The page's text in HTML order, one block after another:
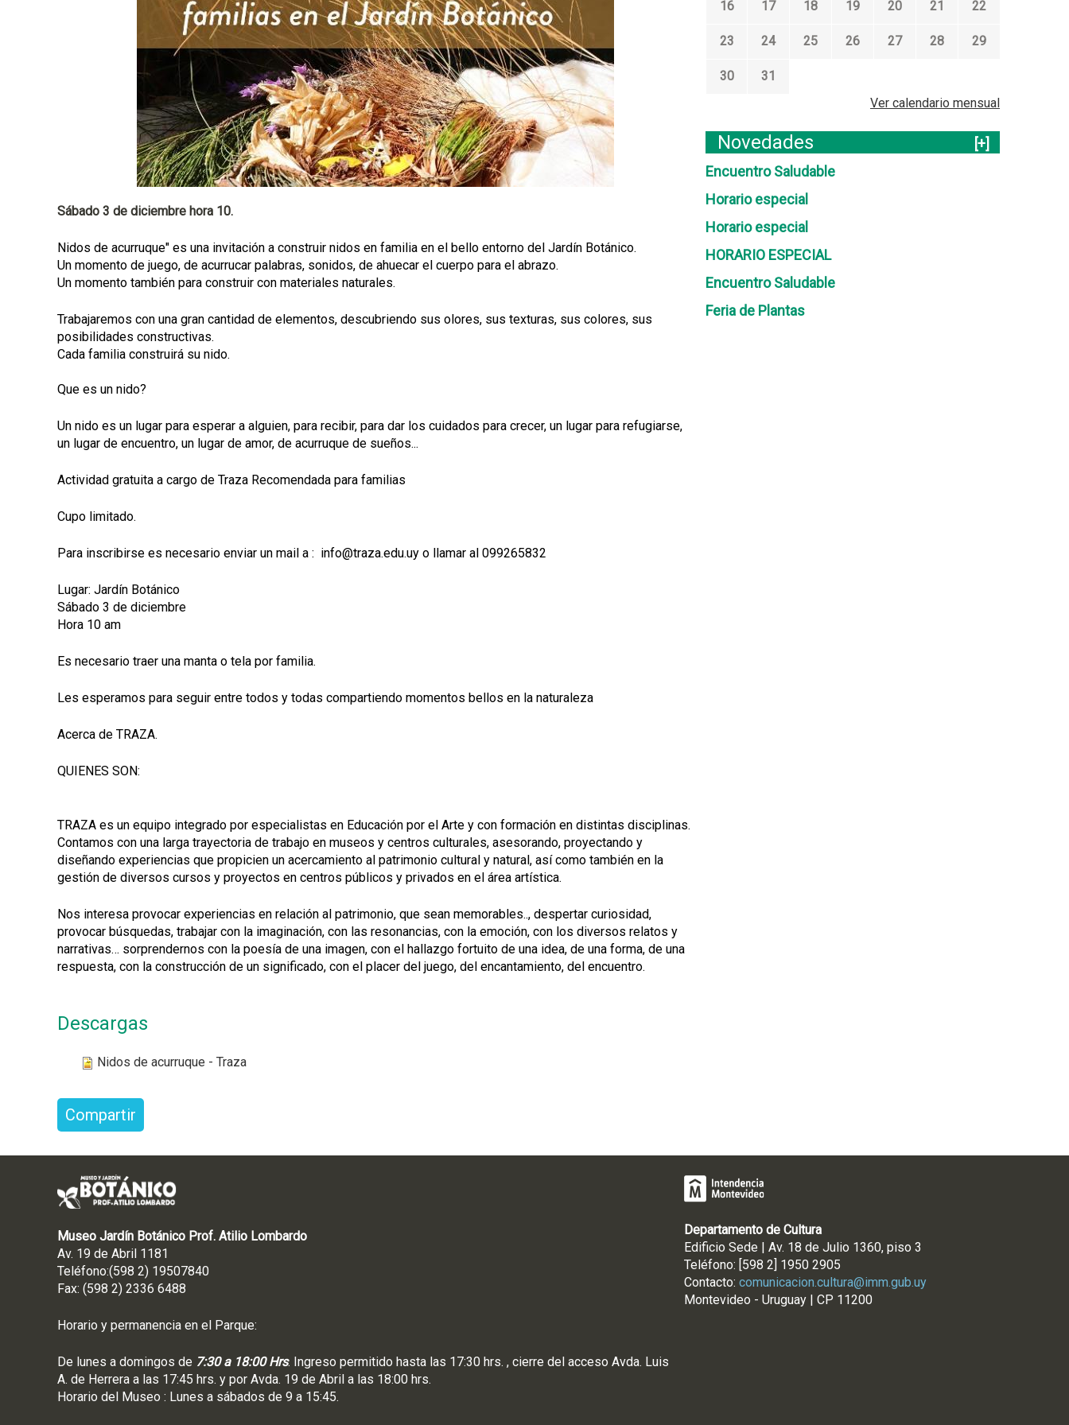
Sábado 3 de diciembre hora 10.
Nidos de acurruque" es una invitación a construir nidos en familia en el bello entorno del Jardín Botánico.
Un momento de juego, de acurrucar palabras, sonidos, de ahuecar el cuerpo para el abrazo.
Un momento también para construir con materiales naturales.
Trabajaremos con una gran cantidad de elementos, descubriendo sus olores, sus texturas, sus colores, sus
posibilidades constructivas.
Cada familia construirá su nido.
Que es un nido?
Un nido es un lugar para esperar a alguien, para recibir, para dar los cuidados para crecer, un lugar para refugiarse,
un lugar de encuentro, un lugar de amor, de acurruque de sueños...
Actividad gratuita a cargo de Traza Recomendada para familias
Cupo limitado.
Para inscribirse es necesario enviar un mail a : info@traza.edu.uy o llamar al 099265832
Lugar: Jardín Botánico
Sábado 3 de diciembre
Hora 10 am
Es necesario traer una manta o tela por familia.
Les esperamos para seguir entre todos y todas compartiendo momentos bellos en la naturaleza
Acerca de TRAZA.
QUIENES SON:
TRAZA es un equipo integrado por especialistas en Educación por el Arte y con formación en distintas disciplinas.
Contamos con una larga trayectoria de trabajo en museos y centros culturales, asesorando, proyectando y
diseñando experiencias que propicien un acercamiento al patrimonio cultural y natural, así como también en la
gestión de diversos cursos y proyectos en centros públicos y privados en el área artística.
Nos interesa provocar experiencias en relación al patrimonio, que sean memorables.., despertar curiosidad,
provocar búsquedas, trabajar con la imaginación, con las resonancias, con la emoción, con los diversos relatos y
narrativas… sorprendernos con la poesía de una imagen, con el hallazgo fortuito de una idea, de una forma, de una
respuesta, con la construcción de un significado, con el placer del juego, del encantamiento, del encuentro.
Descargas
Nidos de acurruque - Traza
Compartir
16 17 18 19 20 21 22
23 24 25 26 27 28 29
30
31
Ver calendario mensual
Novedades
[+]
Encuentro Saludable
Horario especial
Horario especial
HORARIO ESPECIAL
Encuentro Saludable
Feria de Plantas
Museo Jardín Botánico Prof. Atilio Lombardo
Av. 19 de Abril 1181
Teléfono:(598 2) 19507840
Fax: (598 2) 2336 6488
Horario y permanencia en el Parque:
De lunes a domingos de 7:30 a 18:00 Hrs. Ingreso permitido hasta las 17:30 hrs. , cierre del acceso Avda. Luis
A. de Herrera a las 17:45 hrs. y por Avda. 19 de Abril a las 18:00 hrs.
Horario del Museo : Lunes a sábados de 9 a 15:45.
Departamento de Cultura
Edificio Sede | Av. 18 de Julio 1360, piso 3
Teléfono: [598 2] 1950 2905
Contacto: comunicacion.cultura@imm.gub.uy
Montevideo - Uruguay | CP 11200